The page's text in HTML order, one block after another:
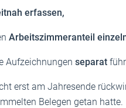
erfassen,
Arbeitszimmeranteil
Aufzeichnungen separat
erst am Jahresende
Belegen getan hatte.